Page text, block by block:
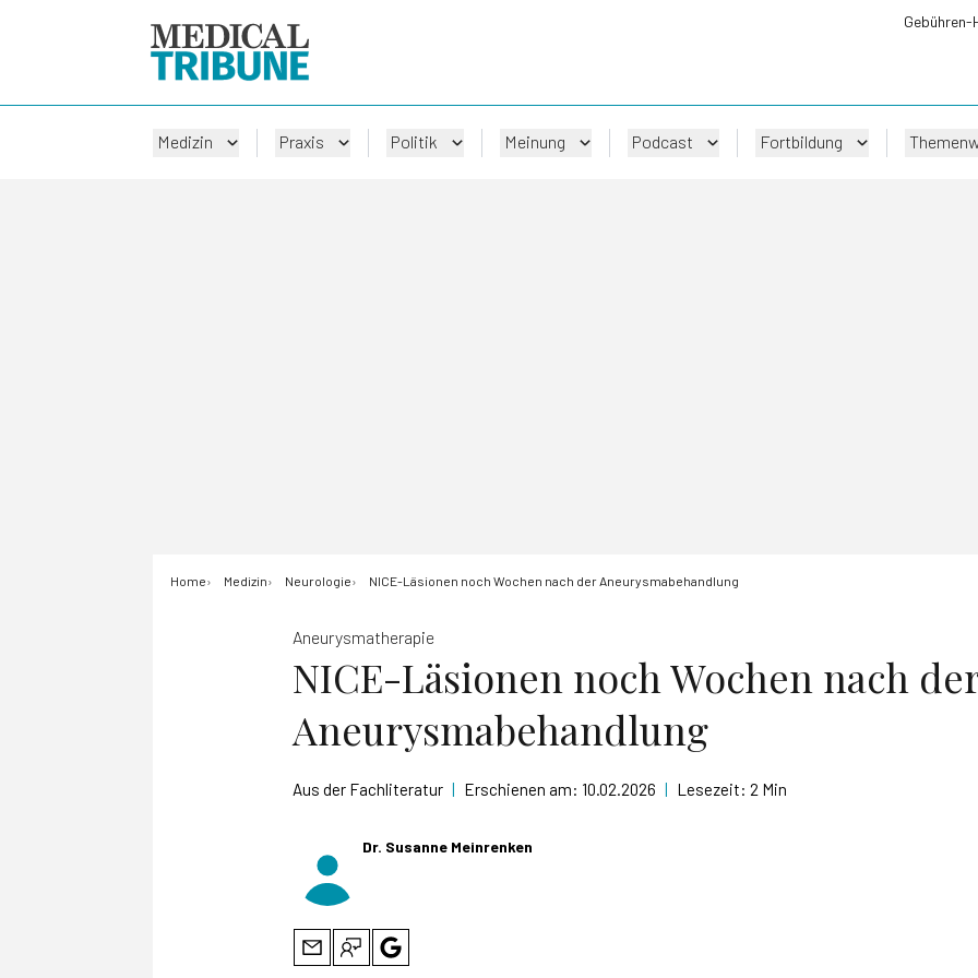
Gebühren-
Medizin Praxis Politik Meinung Podcast Fortbildung
Home Medizin Neurologie NICE-Läsionen noch Wochen nach der Aneurysmabehandlung
Aneurysmatherapie
NICE-Läsionen noch Wochen nach
Aneurysmabehandlung
Aus der Fachliteratur | Erschienen am: 10.02.2026 | Lesezeit: 2 Min
Dr. Susanne Meinrenken